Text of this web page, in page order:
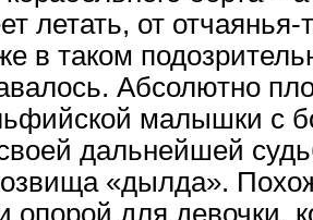
летать, от отчаянья-
в таком
Абсолютно
малышки с
дальнейшей
«дылда».
опорой для девочки,